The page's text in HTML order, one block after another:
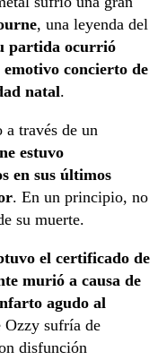
, una leyenda del
partida ocurrió
emotivo concierto de
natal.
través de un
estuvo
en sus últimos
. En un principio, no
su muerte.
el certificado de
murió a causa de
agudo al
Ozzy sufría de
disfunción